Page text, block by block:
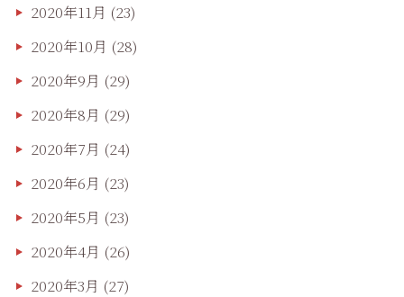
2020年11月 (23)
2020年10月 (28)
2020年9月 (29)
2020年8月 (29)
2020年7月 (24)
2020年6月 (23)
2020年5月 (23)
2020年4月 (26)
2020年3月 (27)